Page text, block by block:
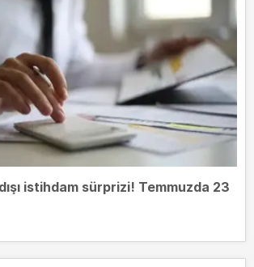
istihdam sürprizi! Temmuzda 23